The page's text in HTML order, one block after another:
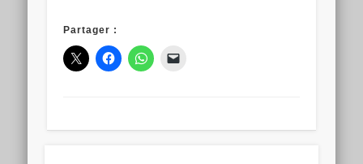
Partager :